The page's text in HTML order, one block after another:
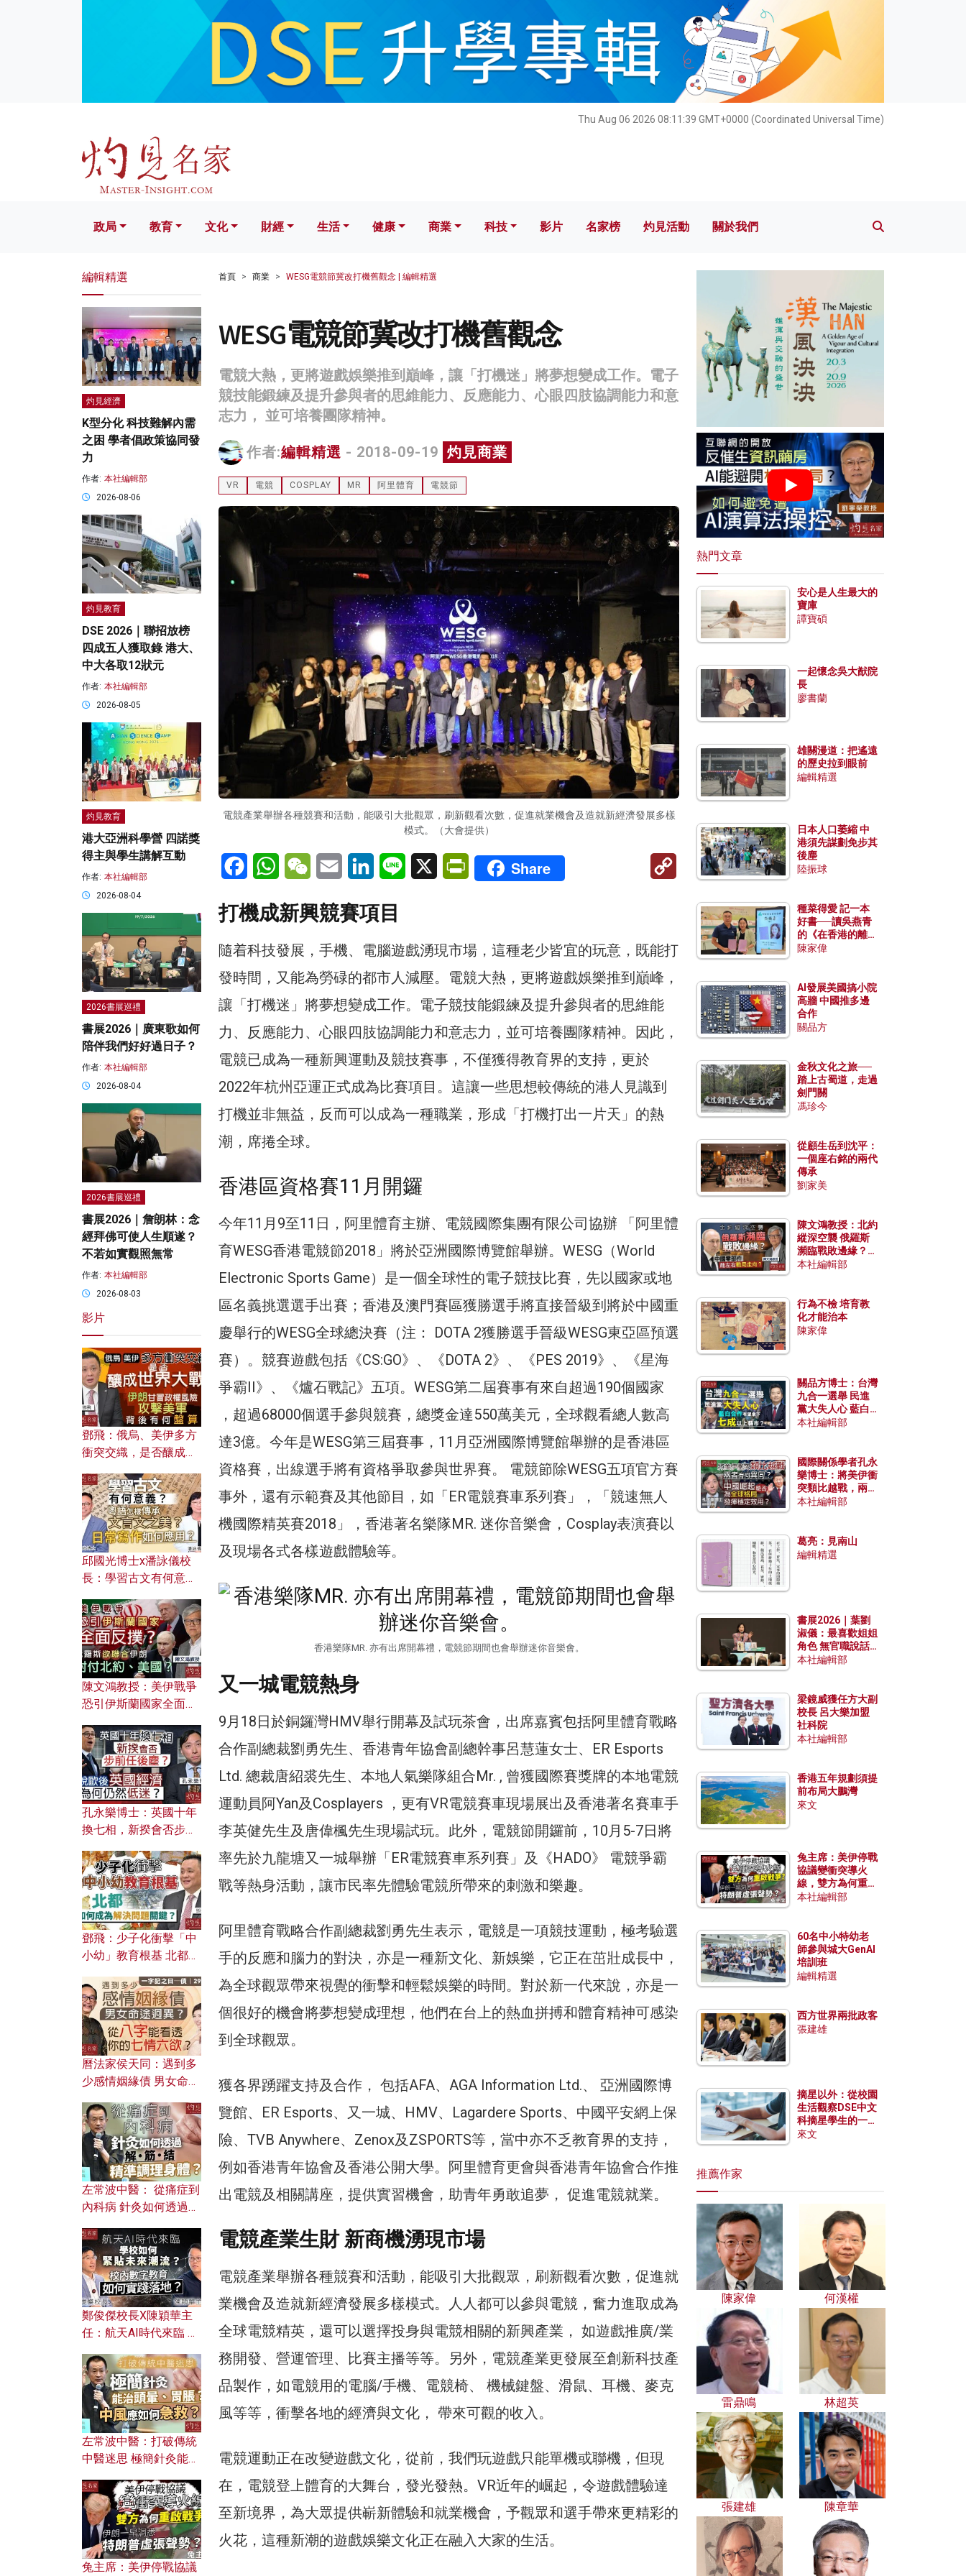
Thu Aug 06 2026 08:11:40 GMT+0000 (Coordinated Universal Time)
文化 財經 生活 健康 科技 影片 名家榜 灼見活動 關於我們
政局 教育 文化 財經 生活 健康 商業 科技 影片 名家榜 灼見活動 關於我們
首頁 商業 WESG電競節冀改打機舊觀念 | 編輯精選
WESG電競節冀改打機舊觀念
電競大熱，更將遊戲娛樂推到巔峰，讓「打機迷」將夢想變成工作。電子
競技能鍛練及提升參與者的思維能力、反應能力、心眼四肢協調能力和意
志力， 並可培養團隊精神。
作者:編輯精選 - 2018-09-19 灼見商業
VR 電競 COSPLAY MR 阿里體育 電競節
電競產業舉辦各種競賽和活動，能吸引大批觀眾，刷新觀看次數，促進就業機會及造就新經濟發展多樣
模式。（大會提供）
FacebookWhatsAppWeChatEmail LinkedInLine X PrintFriendly
Share
Copy
打機成新興競賽項目
隨着科技發展，手機、電腦遊戲湧現市場，這種老少皆宜的玩意，既能打
發時間，又能為勞碌的都市人減壓。電競大熱，更將遊戲娛樂推到巔峰，
讓「打機迷」將夢想變成工作。電子競技能鍛練及提升參與者的思維能
力、反應能力、心眼四肢協調能力和意志力，並可培養團隊精神。因此，
電競已成為一種新興運動及競技賽事，不僅獲得教育界的支持，更於
2022年杭州亞運正式成為比賽項目。這讓一些思想較傳統的港人見識到
打機並非無益，反而可以成為一種職業，形成「打機打出一片天」的熱
潮，席捲全球。
香港區資格賽11月開鑼
今年11月9至11日，阿里體育主辦、電競國際集團有限公司協辦 「阿里體
育WESG香港電競節2018」將於亞洲國際博覽館舉辦。WESG（World
Electronic Sports Game）是一個全球性的電子競技比賽，先以國家或地
區名義挑選選手出賽；香港及澳門賽區獲勝選手將直接晉級到將於中國重
慶舉行的WESG全球總決賽（注： DOTA 2獲勝選手晉級WESG東亞區預選
賽）。競賽遊戲包括《CS:GO》、《DOTA 2》、《PES 2019》、《星海
爭霸II》、《爐石戰記》五項。WESG第二屆賽事有來自超過190個國家
，超過68000個選手參與競賽，總獎金達550萬美元，全球觀看總人數高
達3億。今年是WESG第三屆賽事，11月亞洲國際博覽館舉辦的是香港區
資格賽，出線選手將有資格爭取參與世界賽。 電競節除WESG五項官方賽
事外，還有示範賽及其他節目，如「ER電競賽車系列賽」，「競速無人
機國際精英賽2018」，香港著名樂隊MR. 迷你音樂會，Cosplay表演賽以
及現場各式各樣遊戲體驗等。
香港樂隊MR. 亦有出席開幕禮，電競節期間也會舉辦迷你音樂會。
又一城電競熱身
9月18日於銅鑼灣HMV舉行開幕及試玩茶會，出席嘉賓包括阿里體育戰略
合作副總裁劉勇先生、香港青年協會副總幹事呂慧蓮女士、ER Esports
Ltd. 總裁唐紹裘先生、本地人氣樂隊組合Mr. , 曾獲國際賽獎牌的本地電競
運動員阿Yan及Cosplayers ，更有VR電競賽車現場展出及香港著名賽車手
李英健先生及唐偉楓先生現場試玩。此外，電競節開鑼前，10月5-7日將
率先於九龍塘又一城舉辦「ER電競賽車系列賽」及《HADO》 電競爭霸
戰等熱身活動，讓市民率先體驗電競所帶來的刺激和樂趣。
阿里體育戰略合作副總裁劉勇先生表示，電競是一項競技運動，極考驗選
手的反應和腦力的對決，亦是一種新文化、新娛樂，它正在茁壯成長中，
為全球觀眾帶來視覺的衝擊和輕鬆娛樂的時間。對於新一代來說，亦是一
個很好的機會將夢想變成理想，他們在台上的熱血拼搏和體育精神可感染
到全球觀眾。
獲各界踴躍支持及合作， 包括AFA、AGA Information Ltd.、 亞洲國際博
覽館、ER Esports、又一城、HMV、Lagardere Sports、中國平安網上保
險、TVB Anywhere、Zenox及ZSPORTS等，當中亦不乏教育界的支持，
例如香港青年協會及香港公開大學。阿里體育更會與香港青年協會合作推
出電競及相關講座，提供實習機會，助青年勇敢追夢， 促進電競就業。
電競產業生財 新商機湧現市場
電競產業舉辦各種競賽和活動，能吸引大批觀眾，刷新觀看次數，促進就
業機會及造就新經濟發展多樣模式。人人都可以參與電競，奮力進取成為
全球電競精英，還可以選擇投身與電競相關的新興產業， 如遊戲推廣/業
務開發、營運管理、比賽主播等等。另外，電競產業更發展至創新科技產
品製作，如電競用的電腦/手機、電競椅、 機械鍵盤、滑鼠、耳機、麥克
風等等，衝擊各地的經濟與文化， 帶來可觀的收入。
電競運動正在改變遊戲文化，從前，我們玩遊戲只能單機或聯機，但現
在，電競登上體育的大舞台，發光發熱。VR近年的崛起，令遊戲體驗達
至新境界，為大眾提供嶄新體驗和就業機會，予觀眾和選手帶來更精彩的
火花，這種新潮的遊戲娛樂文化正在融入大家的生活。
編輯精選
灼見經濟
K型分化 科技難解內需
之困 學者倡政策協同發
力
作者: 本社編輯部
2026-08-06
灼見教育
DSE 2026｜聯招放榜
四成五人獲取錄 港大、
中大各取12狀元
作者: 本社編輯部
2026-08-05
灼見教育
港大亞洲科學營 四諾獎
得主與學生講解互動
作者: 本社編輯部
2026-08-04
2026書展巡禮
書展2026｜廣東歌如何
陪伴我們好好過日子？
作者: 本社編輯部
2026-08-04
2026書展巡禮
書展2026｜詹朗林：念
經拜佛可使人生順遂？
不若如實觀照無常
作者: 本社編輯部
2026-08-03
影片
鄧飛：俄烏、美伊多方
衝突交織，是否釀成世
風險攻擊美軍，背後有
何盤算？
邱國光博士x潘詠儀校
長：學習古文有何意
文之美？ 日常寫作如何
應用？
陳文鴻教授：美伊戰爭
恐引伊斯蘭國家全面反
對付北約美國？
孔永樂博士：英國十年
換七相，新揆會否步前
濟為何仍然低迷？
鄧飛：少子化衝擊「中
小幼」教育根基 北都如
曆法家侯天同：遇到多
少感情姻緣債 男女命途
的七情六欲？
左常波中醫： 從痛症到
內科病 針灸如何透過解
鄭俊傑校長X陳穎華主
任：航天AI時代來臨 學
校內數字教育如何實踐
落地？
左常波中醫：打破傳統
中醫迷思 極簡針灸能治
何急救？
兔主席：美伊停戰協議
熱門文章
安心是人生最大的
寶庫
譚寶碩
一起懷念吳大猷院
長
廖書蘭
雄關漫道：把遙遠
的歷史拉到眼前
編輯精選
日本人口萎縮 中
港須先謀劃免步其
後塵
陸振球
種菜得愛 記一本
好書──讀吳燕青
的《在香港的離島
種菜》
陳家偉
AI發展美國搞小院
高牆 中國推多邊
合作
關品方
金秋文化之旅──
踏上古蜀道，走過
劍門關
馮珍今
從顧生岳到沈平：
一個座右銘的兩代
傳承
劉家美
陳文鴻教授：北約
縱深空襲 俄羅斯
瀕臨戰敗邊緣？中
國零部件能左右戰
本社編輯部
行為不檢 培育教
化才能治本
陳家偉
關品方博士：台灣
九合一選舉 民進
黨大失人心 藍白
合作有望拿下七成
本社編輯部
國際關係學者孔永
樂博士：將美伊衝
突類比越戰，兩者
有何異同？中國崛
本社編輯部
葛亮：見南山
編輯精選
書展2026｜葉劉
淑儀：最喜歡姐姐
角色 無官職說話
包袱少
本社編輯部
梁鏡威獲任方大副
校長 呂大樂加盟
社科院
本社編輯部
香港五年規劃須提
前布局大鵬灣
來文
兔主席：美伊停戰
協議變衝突導火
線，雙方為何重啟
戰爭？伊朗一早洞
本社編輯部
60名中小特幼老
師參與城大GenAI
培訓班
編輯精選
西方世界兩批政客
張建雄
摘星以外：從校園
生活觀察DSE中文
科摘星學生的一點
特質
來文
推薦作家
陳家偉 何漢權
雷鼎鳴 林超英
張建雄 陳章華